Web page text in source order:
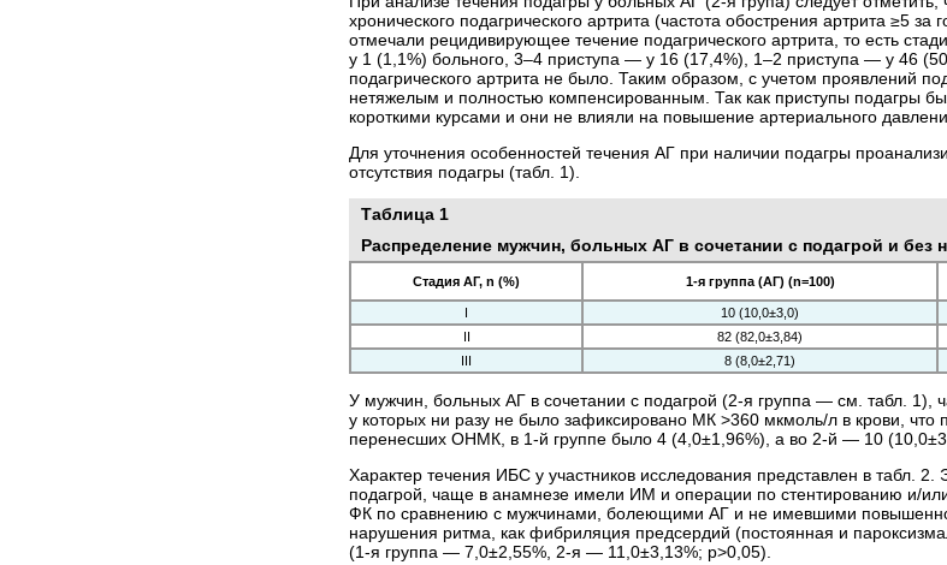
хронического подагрического артрита (частота обострения артрита
отмечали рецидивирующее течение подагрического артрита, то есть
у 1 (1,1%) больного, 3–4 приступа — у 16 (17,4%), 1–2 приступа — у 46
подагрического артрита не было. Таким образом, с учетом проявлений
нетяжелым и полностью компенсированным. Так как приступы подагры
короткими курсами и они не влияли на повышение артериального
Для уточнения особенностей течения АГ при наличии подагры
отсутствия подагры (табл. 1).
Таблица 1
Распределение мужчин, больных АГ в сочетании с подагрой и без
Стадия АГ, n (%) 1-я группа (АГ) (n=100)
І 10 (10,0±3,0)
ІІ
82 (82,0±3,84)
ІІІ
8 (8,0±2,71)
У мужчин, больных АГ в сочетании с подагрой (2-я группа — см. табл.
у которых ни разу не было зафиксировано МК >360 мкмоль/л в крови,
перенесших ОНМК, в 1-й группе было 4 (4,0±1,96%), а во 2-й — 10
Характер течения ИБС у участников исследования представлен в табл.
подагрой, чаще в анамнезе имели ИМ и операции по стентированию и/
ФК по сравнению с мужчинами, болеющими АГ и не имевшими
нарушения ритма, как фибриляция предсердий (постоянная и
(1-я группа — 7,0±2,55%, 2-я — 11,0±3,13%; р>0,05).